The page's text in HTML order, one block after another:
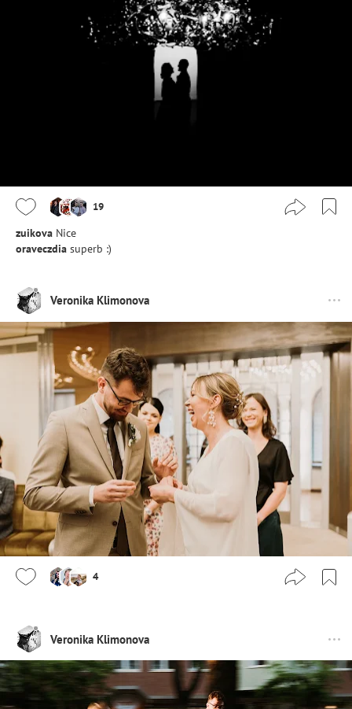
19
zuikova Nice
oraveczdia superb :)
Veronika Klimonova
4
Veronika Klimonova